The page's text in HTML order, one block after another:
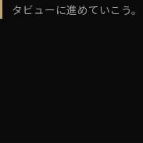
タビューに進めていこう。